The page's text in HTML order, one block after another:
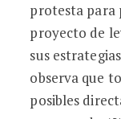
protesta para
proyecto de
sus
observa que
posibles